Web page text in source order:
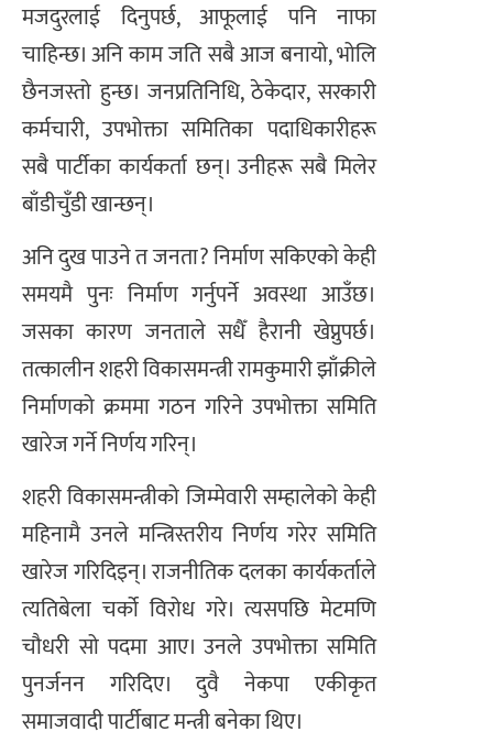
मजदुरलाई दिनुपर्छ, आफूलाई पनि नाफा
चाहिन्छ। अनि काम जति सबै आज बनायो, भोलि
छैनजस्तो हुन्छ। जनप्रतिनिधि, ठेकेदार, सरकारी
कर्मचारी, उपभोक्ता समितिका पदाधिकारीहरू
सबै पार्टीका कार्यकर्ता छन्। उनीहरू सबै मिलेर
बाँडीचुँडी खान्छन्।
अनि दुख पाउने त जनता? निर्माण सकिएको केही
समयमै पुनः निर्माण गर्नुपर्ने अवस्था आउँछ।
जसका कारण जनताले सधैँ हैरानी खेप्नुपर्छ।
तत्कालीन शहरी विकासमन्त्री रामकुमारी झाँक्रीले
निर्माणको क्रममा गठन गरिने उपभोक्ता समिति
खारेज गर्ने निर्णय गरिन्।
शहरी विकासमन्त्रीको जिम्मेवारी सम्हालेको केही
महिनामै उनले मन्त्रिस्तरीय निर्णय गरेर समिति
खारेज गरिदिइन्। राजनीतिक दलका कार्यकर्ताले
त्यतिबेला चर्को विरोध गरे। त्यसपछि मेटमणि
चौधरी सो पदमा आए। उनले उपभोक्ता समिति
पुनर्जनन गरिदिए। दुवै नेकपा एकीकृत
समाजवादी पार्टीबाट मन्त्री बनेका थिए।